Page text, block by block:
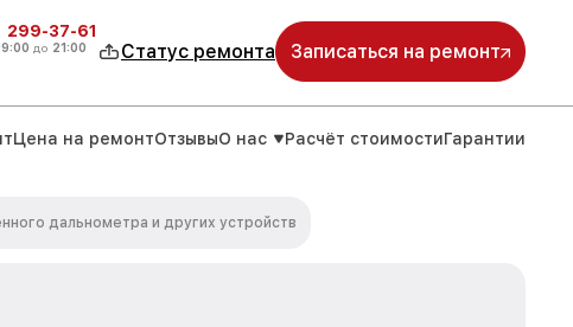
299-37-61
до 21:00 Статус ремонта Записаться на ремонт
Цена на ремонтОтзывыО нас Расчёт стоимостиГарантии
дальнометра и других устройств